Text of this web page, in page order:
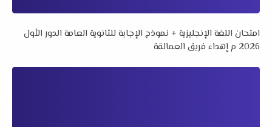
امتحان اللغة الإنجليزية + نموذج الإجابة للثانوية العامة الدور الأول
2026 م إهداء فريق العمالقة